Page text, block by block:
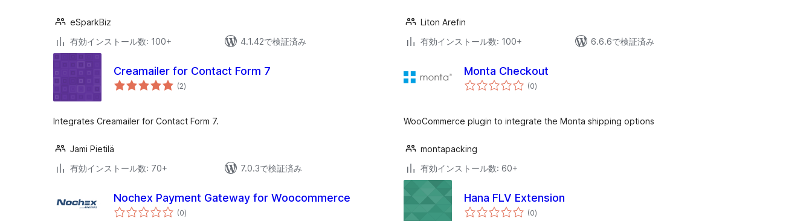
eSparkBiz
有効インストール数: 100+
4.1.42で検証済み
Liton Arefin
有効インストール数: 100+
6.6.6で検証済み
Creamailer for Contact Form 7
(2個
の)
Integrates Creamailer for Contact Form 7.
Jami Pietilä
有効インストール数: 70+
7.0.3で検証済み
Monta Checkout
(0個
の)
WooCommerce plugin to integrate the Monta shipping options
montapacking
有効インストール数: 60+
Nochex Payment Gateway for Woocommerce
(0個
の)
Hana FLV Extension
(0個
の)